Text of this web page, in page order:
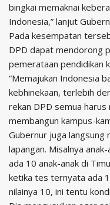
bingkai memaknai
Indonesia,” lanjut
Pada kesempatan
DPD dapat mendorong
pemerataan pendidikan
“Memajukan Indonesia
kebhinekaan, terlebih
rekan DPD semua
membangun kampus-
Gubernur juga langsung
lapangan. Misalnya
ada 10 anak-anak di
ketika tes ternyata ada
nilainya 10, ini tentu